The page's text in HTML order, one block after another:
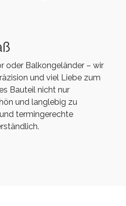
oder Balkongeländer – wir
und viel Liebe zum
Bauteil nicht nur
und langlebig zu
termingerechte